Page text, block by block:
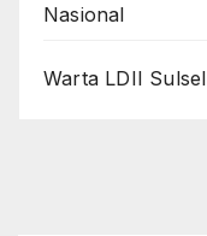
Nasional
Warta LDII Sulsel